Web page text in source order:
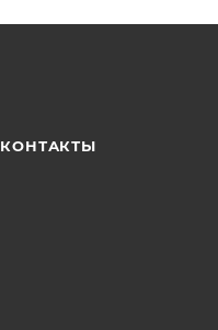
КОНТАКТЫ